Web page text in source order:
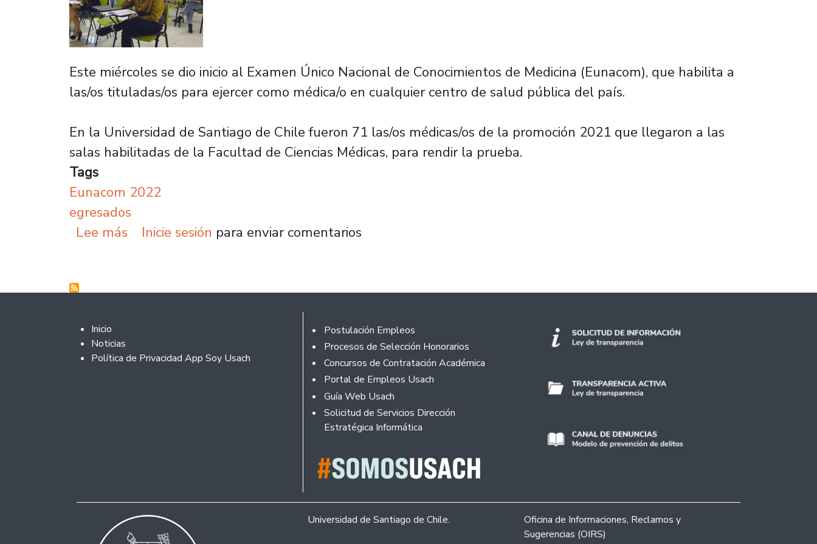
Este miércoles se dio inicio al Examen Único Nacional de Conocimientos de Medicina (Eunacom), que habilita a
las/os tituladas/os para ejercer como médica/o en cualquier centro de salud pública del país.
En la Universidad de Santiago de Chile fueron 71 las/os médicas/os de la promoción 2021 que llegaron a las
salas habilitadas de la Facultad de Ciencias Médicas, para rendir la prueba.
Tags
Eunacom 2022
egresados
Lee más sobre 71 tituladas/os de Medicina de nuestro Plantel rinden prueba de conocimientos Eunacom
Inicie sesión para enviar comentarios
Footer 2
Inicio
Noticias
Política de Privacidad App Soy Usach
Footer
Postulación Empleos
Procesos de Selección Honorarios
Concursos de Contratación Académica
Portal de Empleos Usach
Guía Web Usach
Solicitud de Servicios Dirección
Estratégica Informática
Universidad de Santiago de Chile.
Oficina de Informaciones, Reclamos y
Sugerencias (OIRS)